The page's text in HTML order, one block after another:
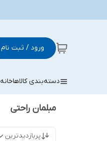
ورود / ثبت نام
دسته‌بندی کالاهاخانه
مبلمان راحتی
پربازدیدترین